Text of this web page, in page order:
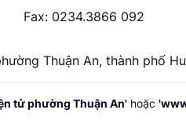
Fax: 0234.3866 092
Thuận An, thành phố
tử phường Thuận An' hoặc